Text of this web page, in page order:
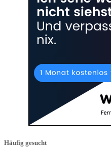
Häufig gesucht